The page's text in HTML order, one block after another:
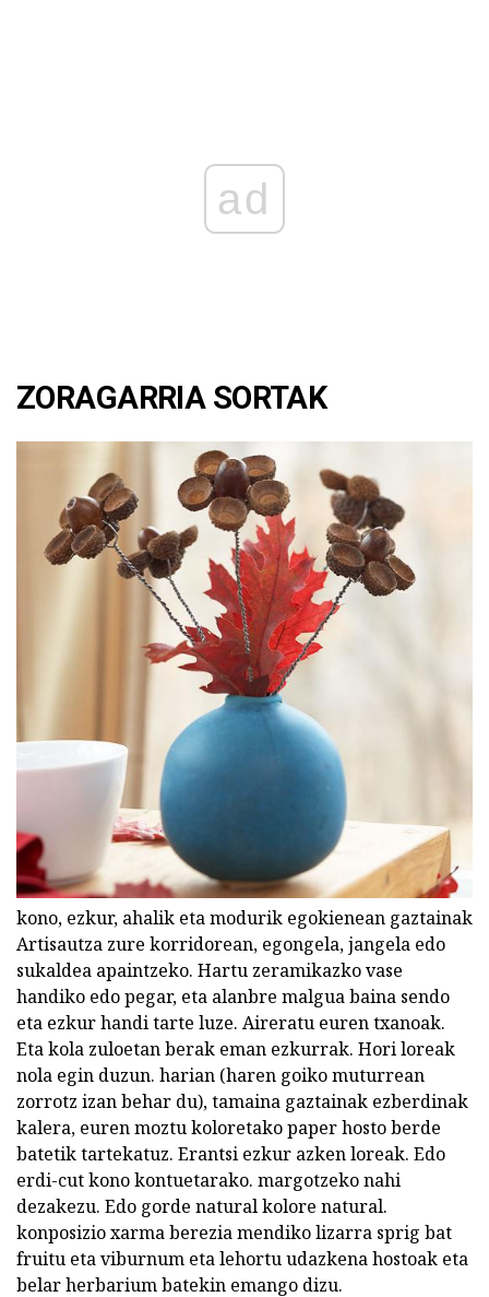
ad
ZORAGARRIA SORTAK
kono, ezkur, ahalik eta modurik egokienean gaztainak
Artisautza zure korridorean, egongela, jangela edo
sukaldea apaintzeko. Hartu zeramikazko vase
handiko edo pegar, eta alanbre malgua baina sendo
eta ezkur handi tarte luze. Aireratu euren txanoak.
Eta kola zuloetan berak eman ezkurrak. Hori loreak
nola egin duzun. harian (haren goiko muturrean
zorrotz izan behar du), tamaina gaztainak ezberdinak
kalera, euren moztu koloretako paper hosto berde
batetik tartekatuz. Erantsi ezkur azken loreak. Edo
erdi-cut kono kontuetarako. margotzeko nahi
dezakezu. Edo gorde natural kolore natural.
konposizio xarma berezia mendiko lizarra sprig bat
fruitu eta viburnum eta lehortu udazkena hostoak eta
belar herbarium batekin emango dizu.